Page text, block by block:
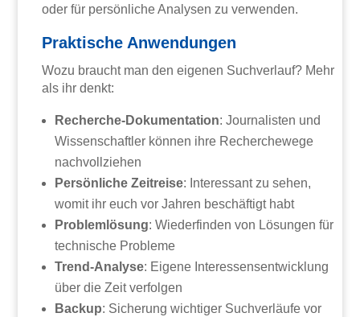
oder für persönliche Analysen zu verwenden.
Praktische Anwendungen
Wozu braucht man den eigenen Suchverlauf? Mehr
als ihr denkt:
Recherche-Dokumentation: Journalisten und
Wissenschaftler können ihre Recherchewege
nachvollziehen
Persönliche Zeitreise: Interessant zu sehen,
womit ihr euch vor Jahren beschäftigt habt
Problemlösung: Wiederfinden von Lösungen für
technische Probleme
Trend-Analyse: Eigene Interessensentwicklung
über die Zeit verfolgen
Backup: Sicherung wichtiger Suchverläufe vor